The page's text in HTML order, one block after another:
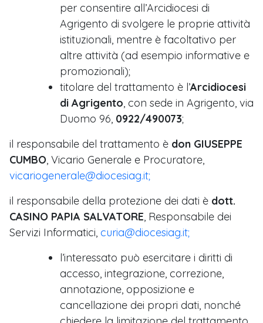
per consentire all’Arcidiocesi di
Agrigento di svolgere le proprie attività
istituzionali, mentre è facoltativo per
altre attività (ad esempio informative e
promozionali);
titolare del trattamento è l’Arcidiocesi
di Agrigento, con sede in Agrigento, via
Duomo 96, 0922/490073;
il responsabile del trattamento è don GIUSEPPE
CUMBO, Vicario Generale e Procuratore,
vicariogenerale@diocesiag.it;
il responsabile della protezione dei dati è dott.
CASINO PAPIA SALVATORE, Responsabile dei
Servizi Informatici, curia@diocesiag.it;
l’interessato può esercitare i diritti di
accesso, integrazione, correzione,
annotazione, opposizione e
cancellazione dei propri dati, nonché